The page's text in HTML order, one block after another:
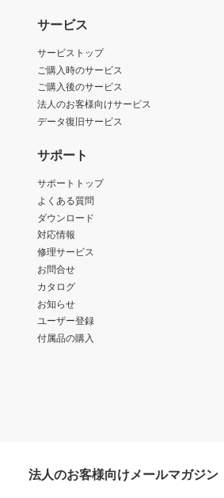
サービス
サービストップ
ご購入時のサービス
ご購入後のサービス
法人のお客様向けサービス
データ復旧サービス
サポート
サポートトップ
よくある質問
ダウンロード
対応情報
修理サービス
お問合せ
カタログ
お知らせ
ユーザー登録
付属品の購入
法人のお客様向けメールマガジン